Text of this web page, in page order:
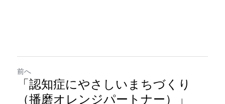
前へ
「認知症にやさしいまちづくり
（播磨オレンジパートナー）」